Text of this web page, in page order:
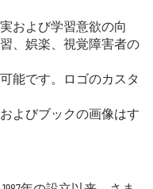
および学習意欲の向
、娯楽、視覚障害者の
能です。ロゴのカスタ
よびブックの画像はす